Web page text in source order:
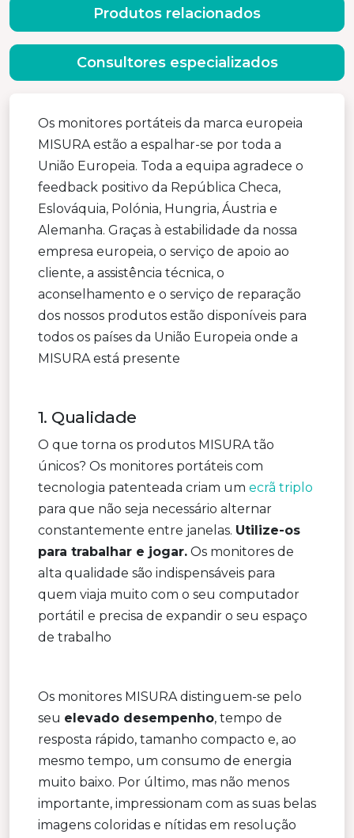
Os monitores portáteis da marca europeia
MISURA estão a espalhar-se por toda a
União Europeia. Toda a equipa agradece o
feedback positivo da República Checa,
Eslováquia, Polónia, Hungria, Áustria e
Alemanha. Graças à estabilidade da nossa
empresa europeia, o serviço de apoio ao
cliente, a assistência técnica, o
aconselhamento e o serviço de reparação
dos nossos produtos estão disponíveis para
todos os países da União Europeia onde a
MISURA está presente
1. Qualidade
O que torna os produtos MISURA tão
únicos? Os monitores portáteis com
tecnologia patenteada criam um ecrã triplo
para que não seja necessário alternar
constantemente entre janelas. Utilize-os
para trabalhar e jogar. Os monitores de
alta qualidade são indispensáveis para
quem viaja muito com o seu computador
portátil e precisa de expandir o seu espaço
de trabalho
Os monitores MISURA distinguem-se pelo
seu elevado desempenho, tempo de
resposta rápido, tamanho compacto e, ao
mesmo tempo, um consumo de energia
muito baixo. Por último, mas não menos
importante, impressionam com as suas belas
imagens coloridas e nítidas em resolução
Produtos relacionados
Consultores especializados